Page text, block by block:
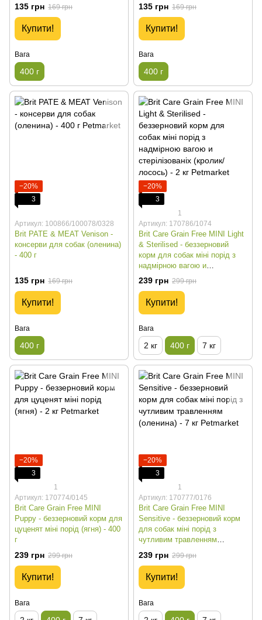
135 грн 169 грн
Купити!
Вага
400 г
135 грн 169 грн
Купити!
Вага
400 г
−20%
3
Артикул: 100866/100078/0328
Brit PATE & MEAT Venison -
консерви для собак (оленина)
- 400 г
135 грн 169 грн
Купити!
Вага
400 г
−20%
3
1
Артикул: 170786/1074
Brit Care Grain Free MINI Light
& Sterilised - беззерновий
корм для собак міні порід з
надмірною вагою и
стерілізованіх (кролик/лосось)
- 400 г
239 грн 299 грн
Купити!
Вага
2 кг 400 г 7 кг
−20%
3
1
Артикул: 170774/0145
Brit Care Grain Free MINI
Puppy - беззерновий корм для
цуценят міні порід (ягня) - 400
г
239 грн 299 грн
Купити!
Вага
−20%
3
1
Артикул: 170777/0176
Brit Care Grain Free MINI
Sensitive - беззерновий корм
для собак міні порід з
чутливим травленням
(оленина) - 400 г
239 грн 299 грн
Купити!
Вага